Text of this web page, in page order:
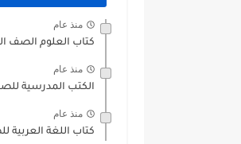
منذ عام
كتاب العلوم الصف
منذ عام
الكتب المدرسية
منذ عام
كتاب اللغة العربية